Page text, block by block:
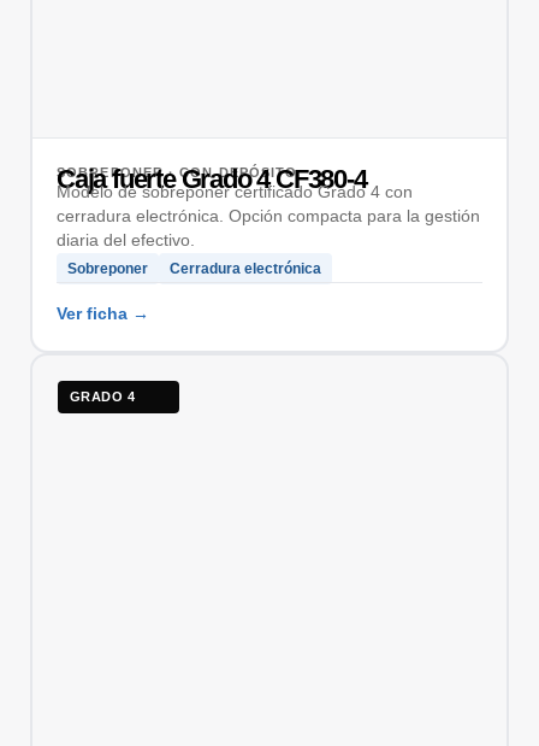
SOBREPONER · CON DEPÓSITO
Caja fuerte Grado 4 CF380-4
Modelo de sobreponer certificado Grado 4 con
cerradura electrónica. Opción compacta para la gestión
diaria del efectivo.
Sobreponer Cerradura electrónica
GRADO 4